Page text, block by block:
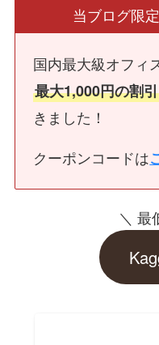
当ブログ限
国内最大級オフィ
最大1,000円の割
きました！
クーポンコードは
＼ 最